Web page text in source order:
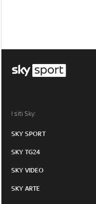
I siti Sky:
SKY SPORT
SKY TG24
SKY VIDEO
SKY ARTE